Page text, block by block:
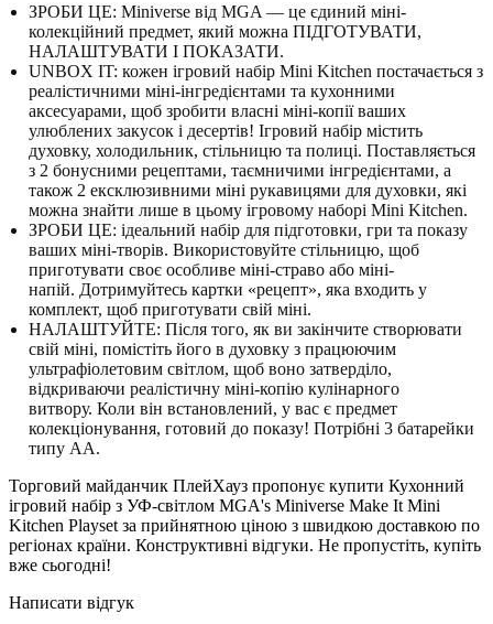
ЗРОБИ ЦЕ: Miniverse від MGA — це єдиний міні-
колекційний предмет, який можна ПІДГОТУВАТИ,
НАЛАШТУВАТИ І ПОКАЗАТИ.
UNBOX IT: кожен ігровий набір Mini Kitchen постачається з
реалістичними міні-інгредієнтами та кухонними
аксесуарами, щоб зробити власні міні-копії ваших
улюблених закусок і десертів! Ігровий набір містить
духовку, холодильник, стільницю та полиці. Поставляється
з 2 бонусними рецептами, таємничими інгредієнтами, а
також 2 ексклюзивними міні рукавицями для духовки, які
можна знайти лише в цьому ігровому наборі Mini Kitchen.
ЗРОБИ ЦЕ: ідеальний набір для підготовки, гри та показу
ваших міні-творів. Використовуйте стільницю, щоб
приготувати своє особливе міні-страво або міні-
напій. Дотримуйтесь картки «рецепт», яка входить у
комплект, щоб приготувати свій міні.
НАЛАШТУЙТЕ: Після того, як ви закінчите створювати
свій міні, помістіть його в духовку з працюючим
ультрафіолетовим світлом, щоб воно затверділо,
відкриваючи реалістичну міні-копію кулінарного
витвору. Коли він встановлений, у вас є предмет
колекціонування, готовий до показу! Потрібні 3 батарейки
типу АА.
Торговий майданчик ПлейХауз пропонує купити Кухонний
ігровий набір з УФ-світлом MGA's Miniverse Make It Mini
Kitchen Playset за прийнятною ціною з швидкою доставкою по
регіонах країни. Конструктивні відгуки. Не пропустіть, купіть
вже сьогодні!
Написати відгук